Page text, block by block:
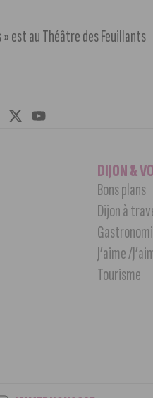
est au Théâtre des Feuillants
DIJON &
Bons plans
Dijon à
J’aime /
Tourisme